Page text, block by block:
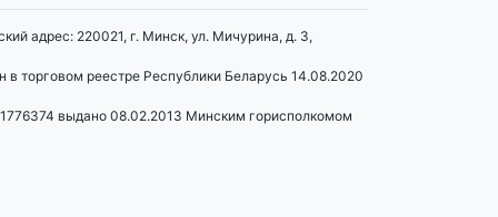
адрес: 220021, г. Минск, ул. Мичурина, д. 3,
в торговом реестре Республики Беларусь 14.08.2020
выдано 08.02.2013 Минским горисполкомом